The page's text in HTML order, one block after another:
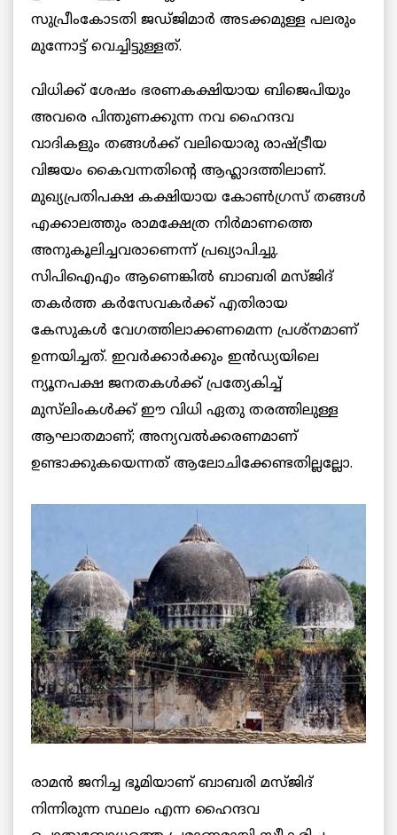
സുപ്രീംകോടതി ജഡ്ജിമാർ അടക്കമുള്ള പലരും
മുന്നോട്ട് വെച്ചിട്ടുള്ളത്.
വിധിക്ക് ശേഷം ഭരണകക്ഷിയായ ബിജെപിയും
അവരെ പിന്തുണക്കുന്ന നവ ഹൈന്ദവ
വാദികളും തങ്ങൾക്ക് വലിയൊരു രാഷ്ട്രീയ
വിജയം കൈവന്നതിന്റെ ആഹ്ലാദത്തിലാണ്.
മുഖ്യപ്രതിപക്ഷ കക്ഷിയായ കോൺഗ്രസ് തങ്ങൾ
എക്കാലത്തും രാമക്ഷേത്ര നിർമാണത്തെ
അനുകൂലിച്ചവരാണെന്ന് പ്രഖ്യാപിച്ചു.
സിപിഐഎം ആണെങ്കിൽ ബാബരി മസ്ജിദ്
തകർത്ത കർസേവകർക്ക് എതിരായ
കേസുകൾ വേഗത്തിലാക്കണമെന്ന പ്രശ്നമാണ്
ഉന്നയിച്ചത്. ഇവർക്കാർക്കും ഇൻഡ്യയിലെ
ന്യൂനപക്ഷ ജനതകൾക്ക് പ്രത്യേകിച്ച്
മുസ്‌ലിംകൾക്ക്ഈ വിധി ഏതു തരത്തിലുള്ള
ആഘാതമാണ്; അന്യവൽക്കരണമാണ്
ഉണ്ടാക്കുകയെന്നത് ആലോചിക്കേണ്ടതില്ലല്ലോ.
രാമൻ ജനിച്ച ഭൂമിയാണ് ബാബരി മസ്ജിദ്
നിന്നിരുന്ന സ്ഥലം എന്ന ഹൈന്ദവ